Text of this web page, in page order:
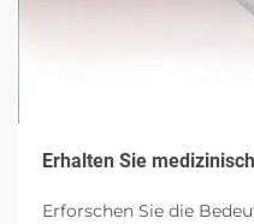
Erhalten Sie
Erforschen Sie die